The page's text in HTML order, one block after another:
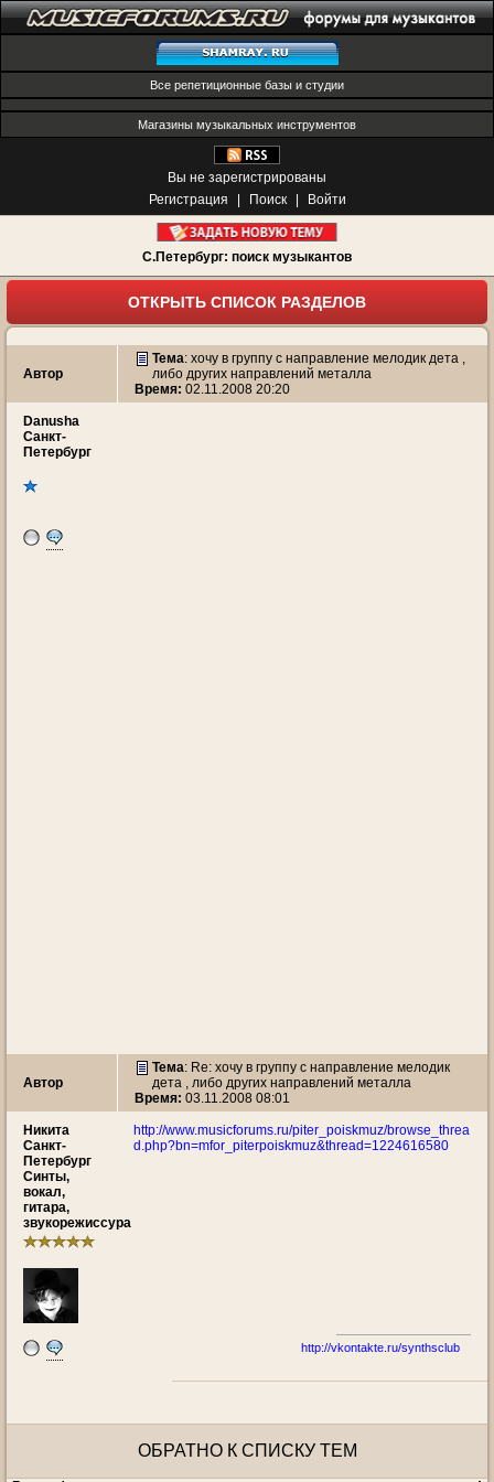
Все репетиционные базы и студии
Магазины музыкальных инструментов
Вы не зарегистрированы
Регистрация
Поиск Войти
С.Петербург: поиск музыкантов
ОТКРЫТЬ СПИСОК РАЗДЕЛОВ
Автор
Тема: хочу в группу с направление мелодик дета ,
либо других направлений металла
Время: 02.11.2008 20:20
Danusha
Санкт-
Петербург
Автор
Тема: Re: хочу в группу с направление мелодик
дета , либо других направлений металла
Время: 03.11.2008 08:01
Никита
Санкт-
Петербург
Синты,
вокал,
гитара,
звукорежиссура
http://www.musicforums.ru/piter_poiskmuz/browse_threa
d.php?bn=mfor_piterpoiskmuz&thread=1224616580
http://vkontakte.ru/synthsclub
ОБРАТНО К СПИСКУ ТЕМ